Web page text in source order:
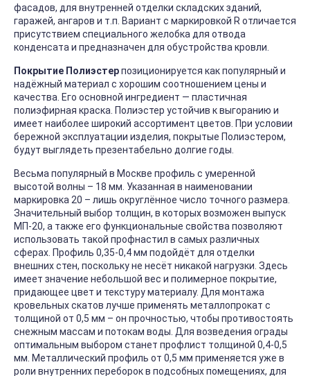
фасадов, для внутренней отделки складских зданий,
гаражей, ангаров и т.п. Вариант с маркировкой R отличается
присутствием специального желобка для отвода
конденсата и предназначен для обустройства кровли.
Покрытие Полиэстерпозиционируется как популярный и
надёжный материал с хорошим соотношением цены и
качества. Его основной ингредиент — пластичная
полиэфирная краска. Полиэстер устойчив к выгоранию и
имеет наиболее широкий ассортимент цветов. При условии
бережной эксплуатации изделия, покрытые Полиэстером,
будут выглядеть презентабельно долгие годы.
Весьма популярный в Москве профиль с умеренной
высотой волны – 18 мм. Указанная в наименовании
маркировка 20 – лишь округлённое число точного размера.
Значительный выбор толщин, в которых возможен выпуск
МП-20, а также его функциональные свойства позволяют
использовать такой профнастил в самых различных
сферах. Профиль 0,35-0,4 мм подойдёт для отделки
внешних стен, поскольку не несёт никакой нагрузки. Здесь
имеет значение небольшой вес и полимерное покрытие,
придающее цвет и текстуру материалу. Для монтажа
кровельных скатов лучше применять металлопрокат с
толщиной от 0,5 мм – он прочностью, чтобы противостоять
снежным массам и потокам воды. Для возведения ограды
оптимальным выбором станет профлист толщиной 0,4-0,5
мм. Металлический профиль от 0,5 мм применяется уже в
роли внутренних переборок в подсобных помещениях, для